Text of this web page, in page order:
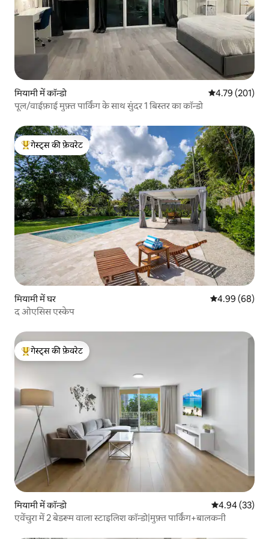
मियामी में कॉन्डो औसत रेटिंग 5 में से
4.79 (201)
पूल/वाईफ़ाई मुफ़्त पार्किंग के साथ सुंदर 1 बिस्तर का कॉन्डो
गेस्ट्स का टॉप फ़ेवरेट
गेस्ट्स की फ़ेवरेट
मियामी में घर औसत रेटिंग 5 में
4.99 (68)
द ओएसिस एस्केप
गेस्ट्स का टॉप फ़ेवरेट
गेस्ट्स की फ़ेवरेट
मियामी में कॉन्डो औसत रेटिंग 5 में
4.94 (33)
एवेंचुरा में 2 बेडरूम वाला स्टाइलिश कॉन्डो|मुफ़्त पार्किंग+बालकनी